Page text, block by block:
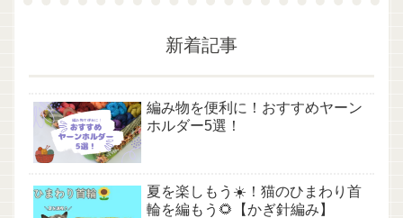
新着記事
編み物を便利に！おすすめヤーン
ホルダー5選！
夏を楽しもう☀️！猫のひまわり首
輪を編もう🌻【かぎ針編み】